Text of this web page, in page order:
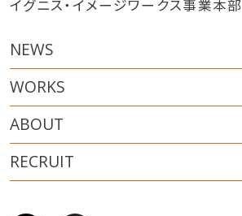
イグニス・イメージワークス事業本部
NEWS
WORKS
ABOUT
RECRUIT